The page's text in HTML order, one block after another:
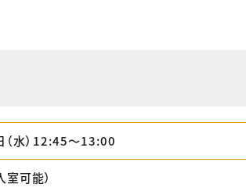
水）12:45〜13:00
可能）